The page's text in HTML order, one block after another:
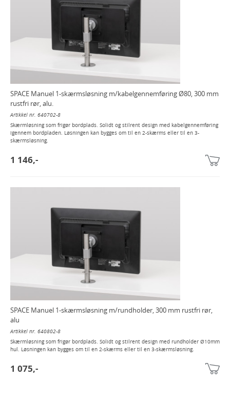
SPACE Manuel 1-skærmsløsning m/kabelgennemføring Ø80, 300 mm
rustfri rør, alu.
Artikkel nr. 640702-8
Skærmløsning som frigør bordplads. Solidt og stilrent design med kabelgennemføring
igennem bordpladen. Løsningen kan bygges om til en 2-skærms eller til en 3-
skærmsløsning.
1 146,-
SPACE Manuel 1-skærmsløsning m/rundholder, 300 mm rustfri rør,
alu
Artikkel nr. 640802-8
Skærmløsning som frigør bordplads. Solidt og stilrent design med rundholder Ø10mm
hul. Løsningen kan bygges om til en 2-skærms eller til en 3-skærmsløsning.
1 075,-